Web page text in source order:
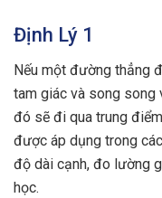
Định Lý 1
Nếu một đường thẳng
tam giác và song song
đó sẽ đi qua trung
được áp dụng trong
độ dài cạnh, đo lường
học.